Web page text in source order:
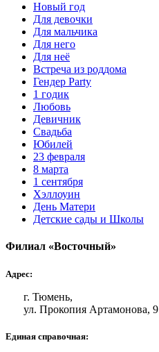
Новый год
Для девочки
Для мальчика
Для него
Для неё
Встреча из роддома
Гендер Party
1 годик
Любовь
Девичник
Свадьба
Юбилей
23 февраля
8 марта
1 сентября
Хэллоуин
День Матери
Детские сады и Школы
Филиал «Восточный»
Адрес:
г. Тюмень,
ул. Прокопия Артамонова, 9
Единая справочная: